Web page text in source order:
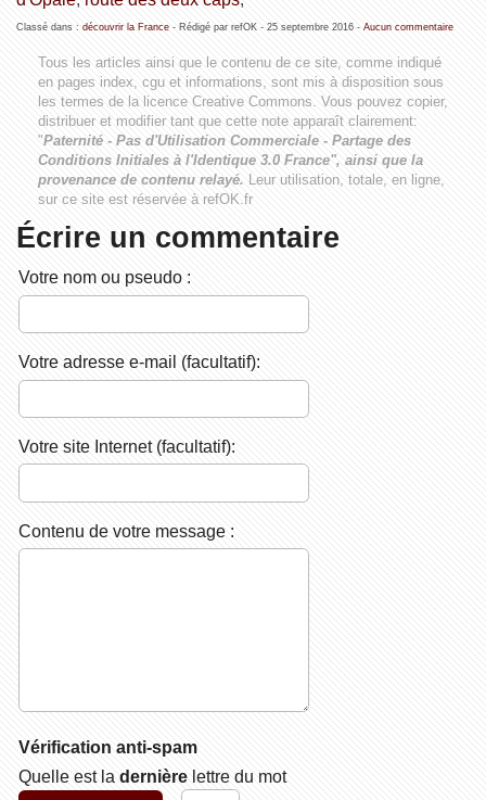
Classé dans : découvrir la France- Rédigé par refOK - 25 septembre 2016- Aucun commentaire
Tous les articles ainsi que le contenu de ce site, comme indiqué
en pages index, cgu et informations, sont mis à disposition sous
les termes de la licence Creative Commons . Vous pouvez copier,
distribuer et modifier tant que cette note apparaît clairement:
"Paternité - Pas d'Utilisation Commerciale - Partage des
Conditions Initiales à l'Identique 3.0 France", ainsi que la
provenance de contenu relayé.
Leur utilisation, totale, en ligne,
sur ce site est réservée à refOK.fr
Écrire un commentaire
Votre nom ou pseudo :
Votre adresse e-mail (facultatif):
Votre site Internet (facultatif):
Contenu de votre message :
Vérification anti-spam
Quelle est la dernièrelettre du mot